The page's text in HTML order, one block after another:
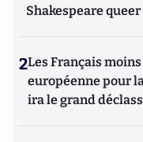
Shakespeare queer
2Les Français
européenne pour
ira le grand